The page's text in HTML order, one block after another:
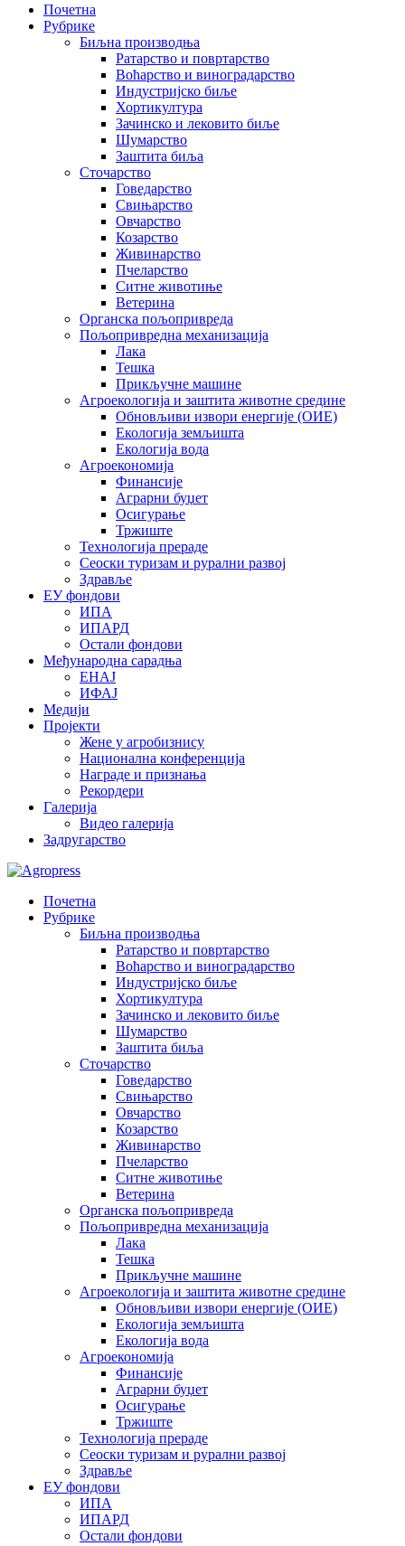
Почетна
Рубрике
Биљна производња
Ратарство и повртарство
Воћарство и виноградарство
Индустријско биље
Хортикултура
Зачинско и лековито биље
Шумарство
Заштита биља
Сточарство
Говедарство
Свињарство
Овчарство
Козарство
Живинарство
Пчеларство
Ситне животиње
Ветерина
Органска пољопривреда
Пољопривредна механизација
Лака
Тешка
Прикључне машине
Агроекологија и заштита животне средине
Обновљиви извори енергије (ОИЕ)
Екологија земљишта
Екологија вода
Агроекономија
Финансије
Аграрни буџет
Осигурање
Тржиште
Технологија прераде
Сеоски туризам и рурални развој
Здравље
ЕУ фондови
ИПА
ИПАРД
Остали фондови
Међународна сарадња
ЕНАЈ
ИФАЈ
Медији
Пројекти
Жене у агробизнису
Национална конференција
Награде и признања
Рекордери
Галерија
Видео галерија
Задругарство
Почетна
Рубрике
Биљна производња
Ратарство и повртарство
Воћарство и виноградарство
Индустријско биље
Хортикултура
Зачинско и лековито биље
Шумарство
Заштита биља
Сточарство
Говедарство
Свињарство
Овчарство
Козарство
Живинарство
Пчеларство
Ситне животиње
Ветерина
Органска пољопривреда
Пољопривредна механизација
Лака
Тешка
Прикључне машине
Агроекологија и заштита животне средине
Обновљиви извори енергије (ОИЕ)
Екологија земљишта
Екологија вода
Агроекономија
Финансије
Аграрни буџет
Осигурање
Тржиште
Технологија прераде
Сеоски туризам и рурални развој
Здравље
ЕУ фондови
ИПА
ИПАРД
Остали фондови